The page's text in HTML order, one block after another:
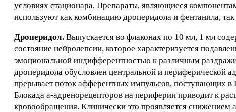
условиях стационара. Препараты, являющиеся
используют как комбинацию дроперидола и фентанила,
Дроперидол. Выпускается во флаконах по 10 мл, 1 мл
состояние нейролепсии, которое характеризуется
эмоциональной индифферентностью к различным
дроперидола обусловлен центральной и периферической
прерывает поток афферентных импульсов, поступающих
Блокада а-адренорецепторов на периферии приводит к
кровообращения. Клинически это проявляется снижением